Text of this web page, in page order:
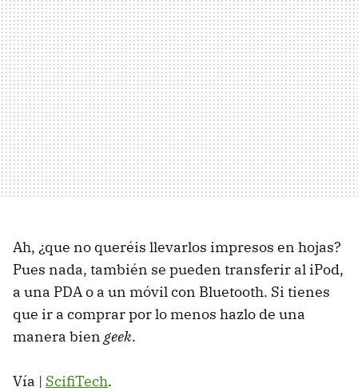
Ah, ¿que no queréis llevarlos impresos en hojas?
Pues nada, también se pueden transferir al iPod,
a una PDA o a un móvil con Bluetooth. Si tienes
que ir a comprar por lo menos hazlo de una
manera bien geek.
Vía | ScifiTech.